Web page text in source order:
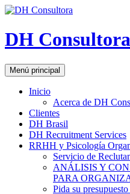
DH Consultora
Buscar
Menú principal
Saltar
al
Inicio
Acerca de DH
Clientes
DH Brasil
DH Recruitment Services
RRHH y Psicología
Servicio de
ANÁLISIS Y
PARA
Pida su